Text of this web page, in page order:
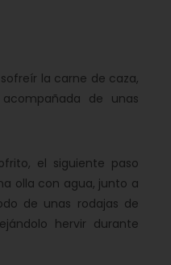
la carne de caza,
de unas
el siguiente paso
olla con agua, junto a
de unas rodajas de
hervir durante